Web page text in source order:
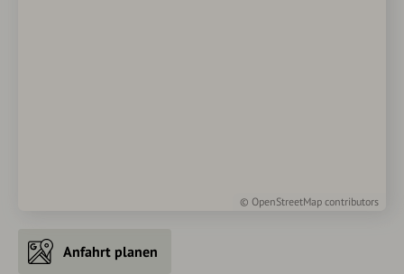
© OpenStreetMap contributors
Anfahrt planen